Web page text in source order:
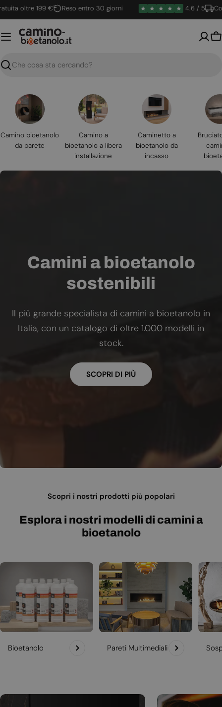
Vai
al
contenuto
oltre 199 € Reso entro 30 giorni 4.6 / 5
Ricerca
Camino bioetanolo
da parete
Camino a
bioetanolo a libera
installazione
Caminetto a
bioetanolo da
incasso
Camini a bioetanolo
sostenibili
Il più grande specialista di camini a bioetanolo in
Italia, con un catalogo di oltre 1.000 modelli in
stock.
SCOPRI DI PIÙ
Scopri i nostri prodotti più popolari
Esplora i nostri modelli di camini a
bioetanolo
Bioetanolo Pareti Multimediali